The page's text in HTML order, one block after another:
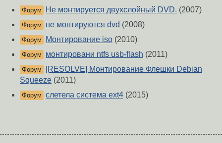
Форум Не монтируется двухслойный DVD. (2007)
Форум не монтируются dvd (2008)
Форум Монтирование iso (2010)
Форум монтировани ntfs usb-flash (2011)
Форум
[RESOLVE] Монтирование Флешки Debian
Squeeze (2011)
Форум слетела система ext4 (2015)